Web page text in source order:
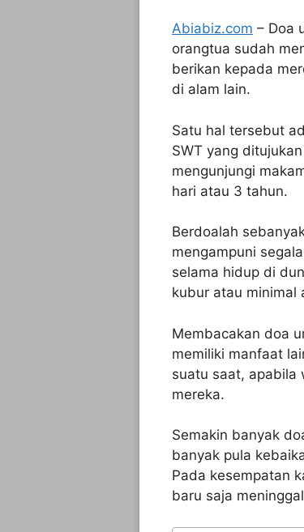
Abiabiz.com – Doa
orangtua sudah
berikan kepada
di alam lain.
Satu hal tersebut
SWT yang
mengunjungi
hari atau 3 tahun.
Berdoalah
mengampuni
selama hidup di
kubur atau minimal
Membacakan doa
memiliki manfaat
suatu saat, apabila
mereka.
Semakin banyak
banyak pula
Pada kesempatan
baru saja